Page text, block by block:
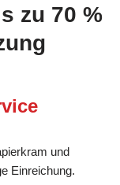
zu 70 %
und
Einreichung.